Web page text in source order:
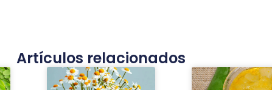
Artículos relacionados